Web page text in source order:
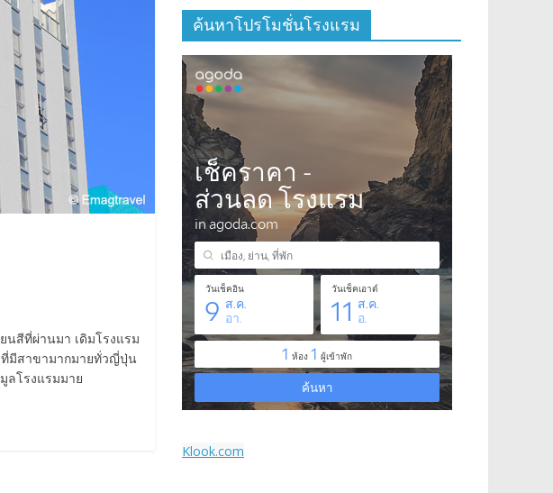
นสีที่ผ่านมา เดิมโรงแรม
ที่มีสาขามากมายทั่วญี่ปุ่น
ลโรงแรมมาย
ค้นหาโปรโมชั่นโรงแรม
Klook.com